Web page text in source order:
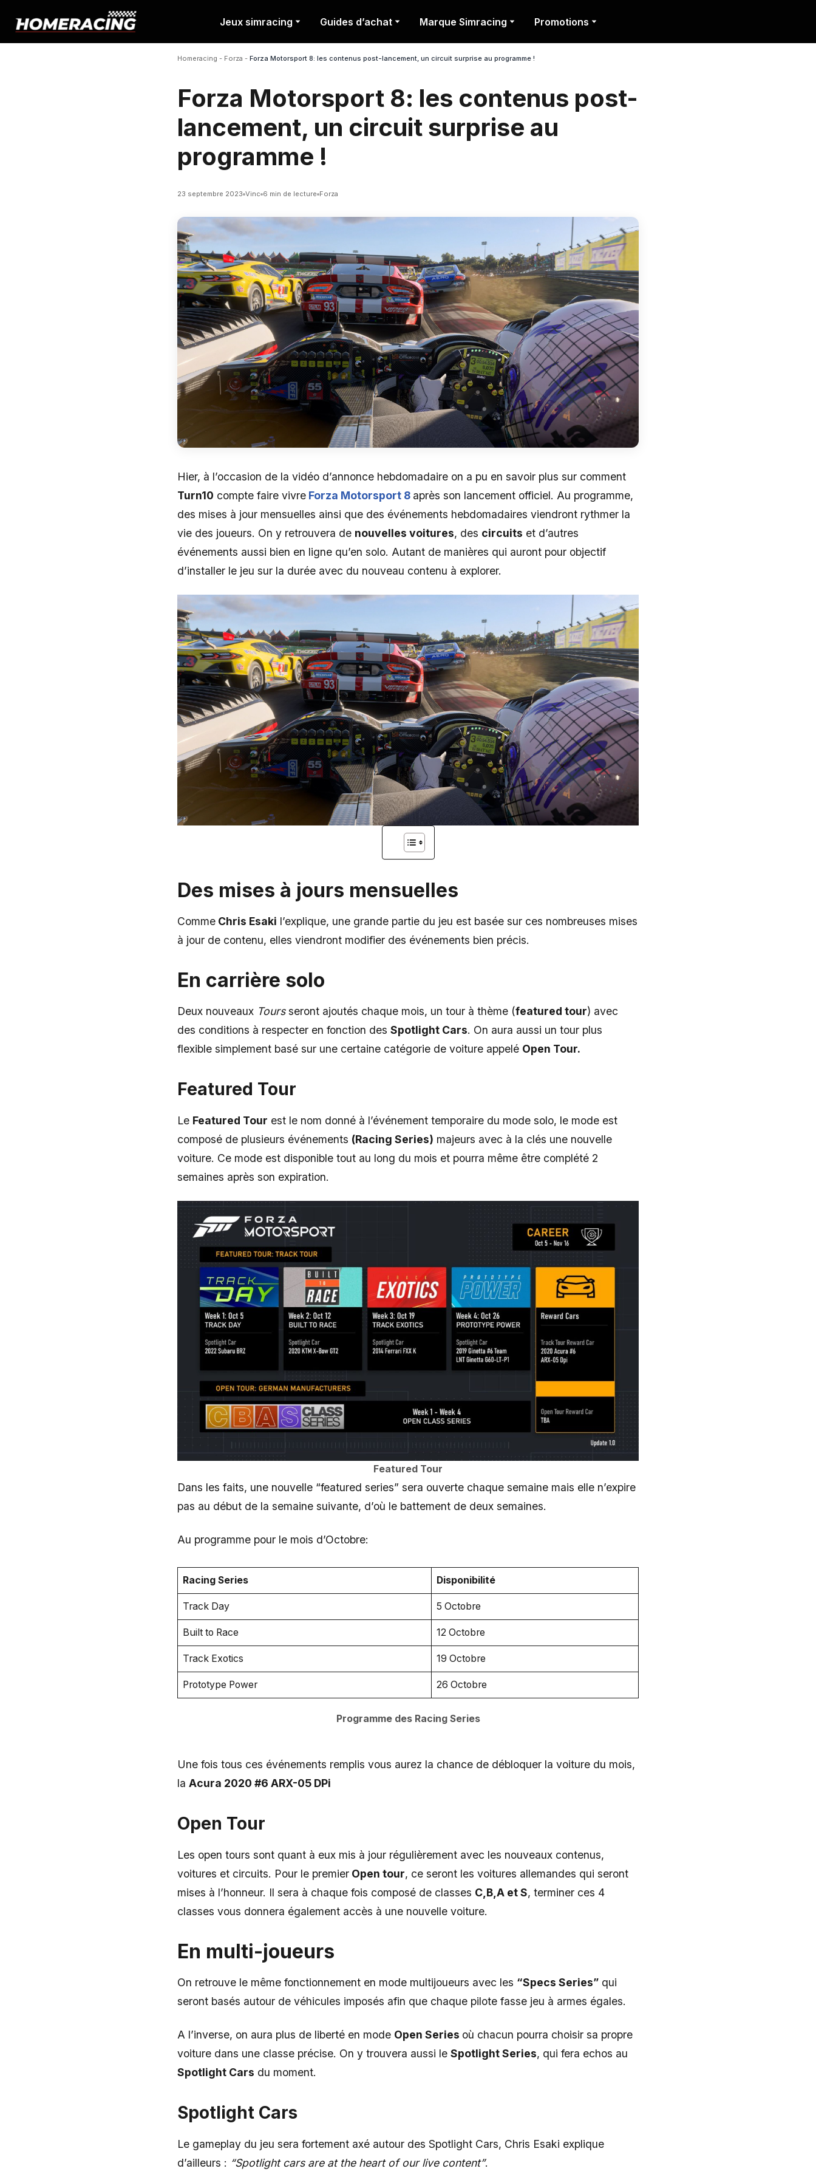
Aller
Jeux simracing Guides d’achat Marque Simracing Promotions
Homeracing - Forza - Forza Motorsport 8: les contenus post-lancement, un circuit surprise au programme !
Forza Motorsport 8: les contenus post-
lancement, un circuit surprise au
programme !
23 septembre 2023 Vinc 6 min de lecture Forza
Hier, à l’occasion de la vidéo d’annonce hebdomadaire on a pu en savoir plus sur comment
Turn10 compte faire vivre Forza Motorsport 8 après son lancement officiel. Au programme,
des mises à jour mensuelles ainsi que des événements hebdomadaires viendront rythmer la
vie des joueurs. On y retrouvera de nouvelles voitures, des circuits et d’autres
événements aussi bien en ligne qu’en solo. Autant de manières qui auront pour objectif
d’installer le jeu sur la durée avec du nouveau contenu à explorer.
Des mises à jours mensuelles
Comme Chris Esaki l’explique, une grande partie du jeu est basée sur ces nombreuses mises
à jour de contenu, elles viendront modifier des événements bien précis.
En carrière solo
Deux nouveaux Toursseront ajoutés chaque mois, un tour à thème (featured tour) avec
des conditions à respecter en fonction des Spotlight Cars. On aura aussi un tour plus
flexible simplement basé sur une certaine catégorie de voiture appelé Open Tour.
Featured Tour
Le Featured Tour est le nom donné à l’événement temporaire du mode solo, le mode est
composé de plusieurs événements (Racing Series) majeurs avec à la clés une nouvelle
voiture. Ce mode est disponible tout au long du mois et pourra même être complété 2
semaines après son expiration.
Featured Tour
Dans les faits, une nouvelle “featured series” sera ouverte chaque semaine mais elle n’expire
pas au début de la semaine suivante, d’où le battement de deux semaines.
Au programme pour le mois d’Octobre:
Racing Series Disponibilité
Track Day 5 Octobre
Built to Race 12 Octobre
Track Exotics 19 Octobre
Prototype Power 26 Octobre
Programme des Racing Series
Une fois tous ces événements remplis vous aurez la chance de débloquer la voiture du mois,
la Acura 2020 #6 ARX-05 DPi
Open Tour
Les open tours sont quant à eux mis à jour régulièrement avec les nouveaux contenus,
voitures et circuits. Pour le premier Open tour, ce seront les voitures allemandes qui seront
mises à l’honneur. Il sera à chaque fois composé de classes C,B,A et S, terminer ces 4
classes vous donnera également accès à une nouvelle voiture.
En multi-joueurs
On retrouve le même fonctionnement en mode multijoueurs avec les “Specs Series” qui
seront basés autour de véhicules imposés afin que chaque pilote fasse jeu à armes égales.
A l’inverse, on aura plus de liberté en mode Open Series où chacun pourra choisir sa propre
voiture dans une classe précise. On y trouvera aussi le Spotlight Series, qui fera echos au
Spotlight Cars du moment.
Spotlight Cars
Le gameplay du jeu sera fortement axé autour des Spotlight Cars, Chris Esaki explique
d’ailleurs : “Spotlight cars are at the heart of our live content”.